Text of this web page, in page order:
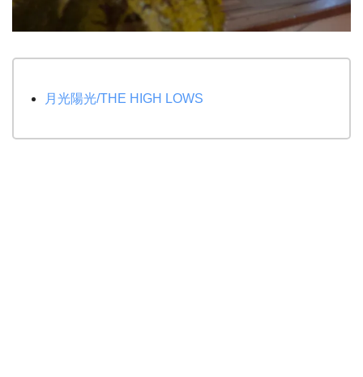
月光陽光/THE HIGH LOWS